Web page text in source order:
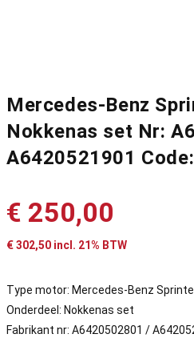
Mercedes-Benz
Nokkenas set Nr:
A6420521901
€ 250,00
€302,50 incl. 21% BTW
Type motor: Mercedes-Benz Sprinter
Onderdeel: Nokkenas set
Fabrikant nr: A6420502801 /